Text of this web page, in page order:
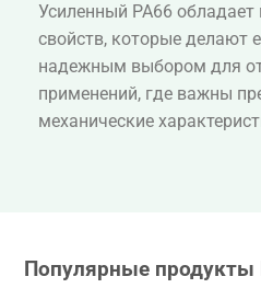
Усиленный PA66
свойств, которые делают
надежным выбором для
применений, где важны
механические
Популярные продукты